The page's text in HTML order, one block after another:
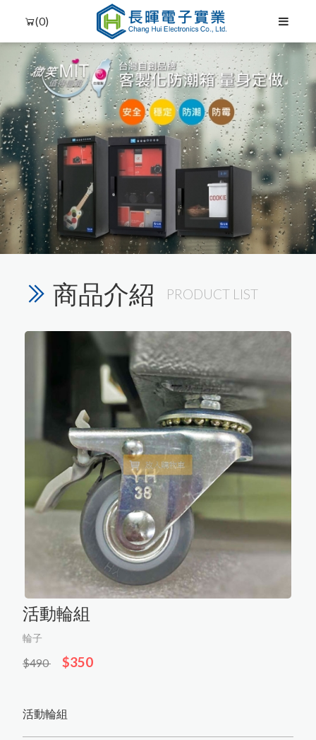
(0)
Menu
關於我們
商品介紹
防潮箱（櫃）
可調式防潮箱(櫃)
觸控式防潮箱(櫃)
物理式防潮箱(櫃)
樂器防潮箱
工業級低濕防潮箱(櫃)
客製化防潮箱(櫃)
自行車配件
自動化代工自動化代工設備
聯絡我們
會員基本資料
修改密碼
登出
其他說明
購物流程
隱私權保護
自動化代工
免責聲明
Language
中文
한국어
商品介紹 PRODUCT LIST
活動輪組
輪子
$490 $350
活動輪組